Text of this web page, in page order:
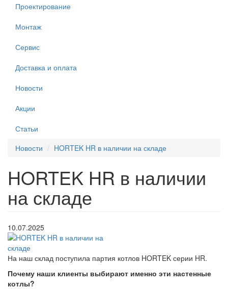
Проектирование
Монтаж
Сервис
Доставка и оплата
Новости
Акции
Статьи
Новости
HORTEK HR в наличии на складе
HORTEK HR в наличии
на складе
10.07.2025
На наш склад поступила партия котлов HORTEK серии HR.
Почему наши клиенты выбирают именно эти настенные
котлы?